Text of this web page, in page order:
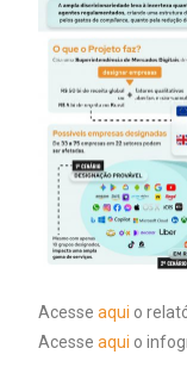
Acesseaqui o
Acesseaqui o